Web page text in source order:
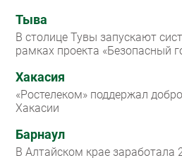
Тыва
В столице Тувы запускают
рамках проекта «Безопасный
Хакасия
«Ростелеком» поддержал
Хакасии
Барнаул
В Алтайском крае заработала